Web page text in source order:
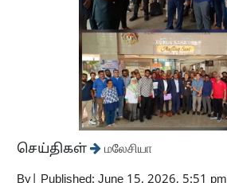
செய்திகள் மலேசியா